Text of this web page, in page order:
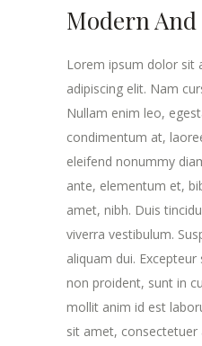
Modern
Lorem ipsum dolor sit
adipiscing elit. Nam
Nullam enim leo,
condimentum at,
eleifend nonummy
ante, elementum et,
amet, nibh. Duis
viverra vestibulum.
aliquam dui.
non proident, sunt in
mollit anim id est
sit amet, consectetuer